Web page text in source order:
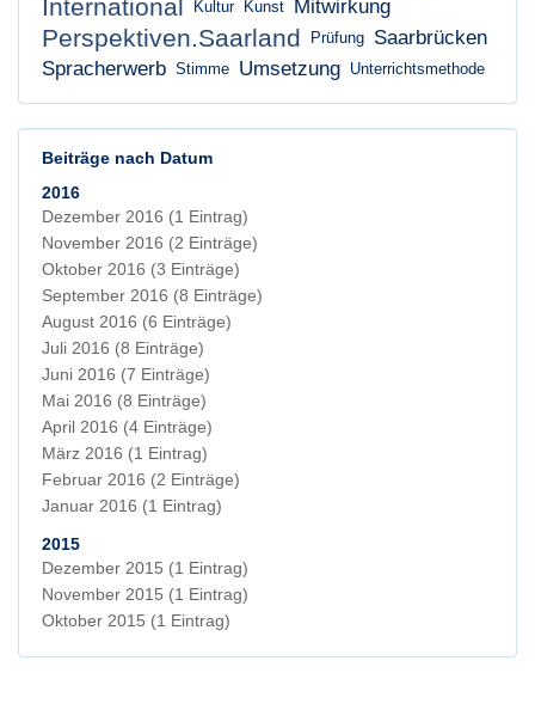
International
Kultur Kunst Mitwirkung
Perspektiven.Saarland Prüfung
Saarbrücken
Spracherwerb Stimme Umsetzung Unterrichtsmethode
Beiträge nach Datum
2016
Dezember 2016 (1 Eintrag)
November 2016 (2 Einträge)
Oktober 2016 (3 Einträge)
September 2016 (8 Einträge)
August 2016 (6 Einträge)
Juli 2016 (8 Einträge)
Juni 2016 (7 Einträge)
Mai 2016 (8 Einträge)
April 2016 (4 Einträge)
März 2016 (1 Eintrag)
Februar 2016 (2 Einträge)
Januar 2016 (1 Eintrag)
2015
Dezember 2015 (1 Eintrag)
November 2015 (1 Eintrag)
Oktober 2015 (1 Eintrag)